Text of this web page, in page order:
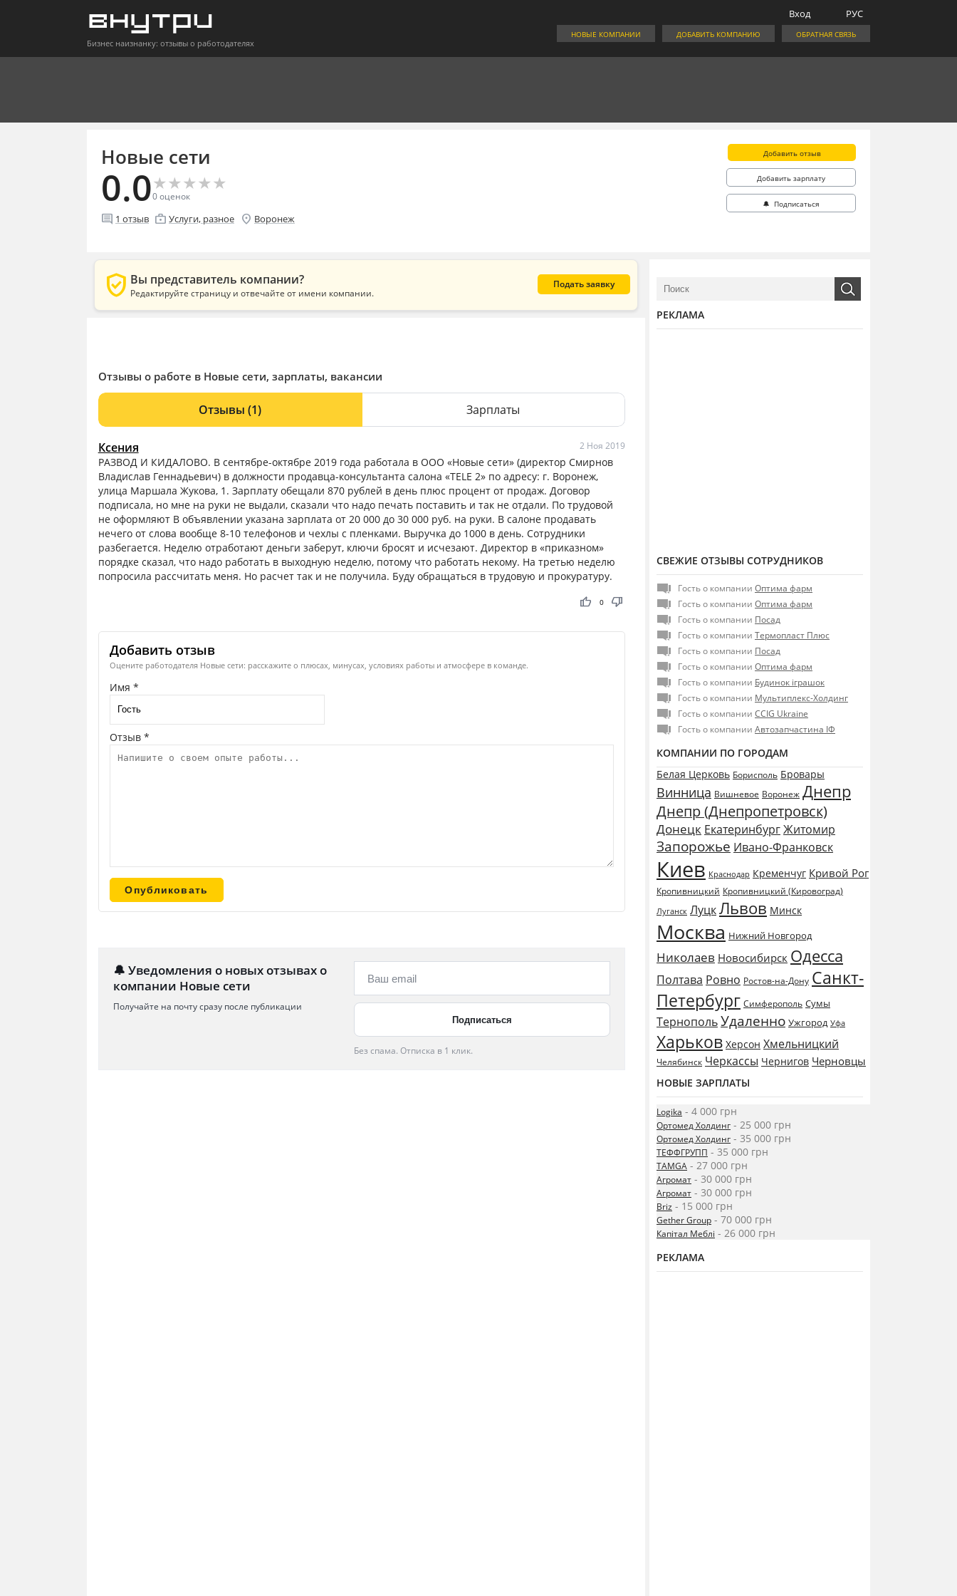
Бизнес наизнанку: отзывы о работодателях
РУС
Вход
ОБРАТНАЯ СВЯЗЬ
ДОБАВИТЬ КОМПАНИЮ
НОВЫЕ КОМПАНИИ
Новые сети
0.0★
★★
★★
★★
★★
★
0оценок
comment 1 отзыв enterprise Услуги, разное location_on Воронеж
Добавить отзыв
Добавить зарплату
🔔 Подписаться
verified_user Вы представитель компании?
Редактируйте страницу и отвечайте от имени компании.
Подать заявку
Отзывы о работе в Новые сети, зарплаты, вакансии
Отзывы(1) Зарплаты
Ксения 2 Ноя 2019
РАЗВОД И КИДАЛОВО. В сентябре-октябре 2019 года работала в ООО «Новые сети» (директор Смирнов
Владислав Геннадьевич) в должности продавца-консультанта салона «TELE 2» по адресу: г. Воронеж,
улица Маршала Жукова, 1. Зарплату обещали 870 рублей в день плюс процент от продаж. Договор
подписала, но мне на руки не выдали, сказали что надо печать поставить и так не отдали. По трудовой
не оформляют В объявлении указана зарплата от 20 000 до 30 000 руб. на руки. В салоне продавать
нечего от слова вообще 8-10 телефонов и чехлы с пленками. Выручка до 1000 в день. Сотрудники
разбегается. Неделю отработают деньги заберут, ключи бросят и исчезают. Директор в «приказном»
порядке сказал, что надо работать в выходную неделю, потому что работать некому. На третью неделю
попросила рассчитать меня. Но расчет так и не получила. Буду обращаться в трудовую и прокуратуру.
thumb_up thumb_down
0
Добавить отзыв
Оцените работодателя Новые сети: расскажите о плюсах, минусах, условиях работы и атмосфере в команде.
Имя *
Отзыв *
🔔 Уведомления о новых отзывах о
компании Новые сети
Получайте на почту сразу после публикации
Без спама. Отписка в 1 клик.
РЕКЛАМА
СВЕЖИЕ ОТЗЫВЫ СОТРУДНИКОВ
Гость о компании Оптима фарм
Гость о компании Оптима фарм
Гость о компании Посад
Гость о компании Термопласт Плюс
Гость о компании Посад
Гость о компании Оптима фарм
Гость о компании Будинок іграшок
Гость о компании Мультиплекс-Холдинг
Гость о компании CCIG Ukraine
Гость о компании Автозапчастина ІФ
КОМПАНИИ ПО ГОРОДАМ
Белая Церковь Борисполь Бровары
Винница Вишневое Воронеж Днепр
Днепр (Днепропетровск)
Донецк ЕкатеринбургЖитомир
Запорожье Ивано-Франковск
Киев Краснодар Кременчуг Кривой Рог
Кропивницкий Кропивницкий (Кировоград)
Луганск ЛуцкЛьвов Минск
Москва Нижний Новгород
Николаев Новосибирск Одесса
Полтава Ровно Ростов-на-Дону Санкт-
Петербург Симферополь Сумы
ТернопольУдаленно Ужгород Уфа
Харьков Херсон Хмельницкий
Челябинск Черкассы Чернигов Черновцы
НОВЫЕ ЗАРПЛАТЫ
Logika - 4 000 грн
Ортомед Холдинг - 25 000 грн
Ортомед Холдинг - 35 000 грн
ТЕФФГРУПП - 35 000 грн
TAMGA - 27 000 грн
Агромат - 30 000 грн
Агромат - 30 000 грн
Briz - 15 000 грн
Gether Group - 70 000 грн
Капітал Меблі - 26 000 грн
РЕКЛАМА